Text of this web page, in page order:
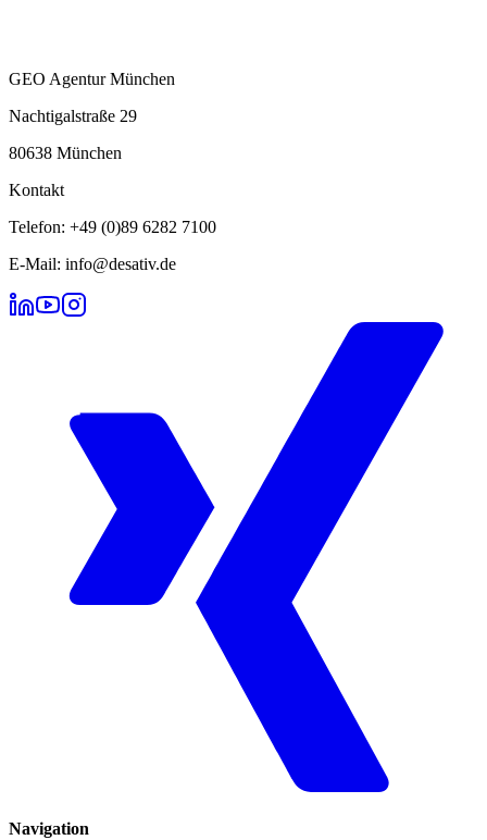
GEO Agentur München
Nachtigalstraße 29
80638 München
Kontakt
Telefon: +49 (0)89 6282 7100
E-Mail: info@desativ.de
Navigation